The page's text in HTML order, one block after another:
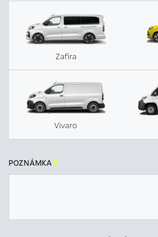
Zafira
Vivaro
POZNÁMKA